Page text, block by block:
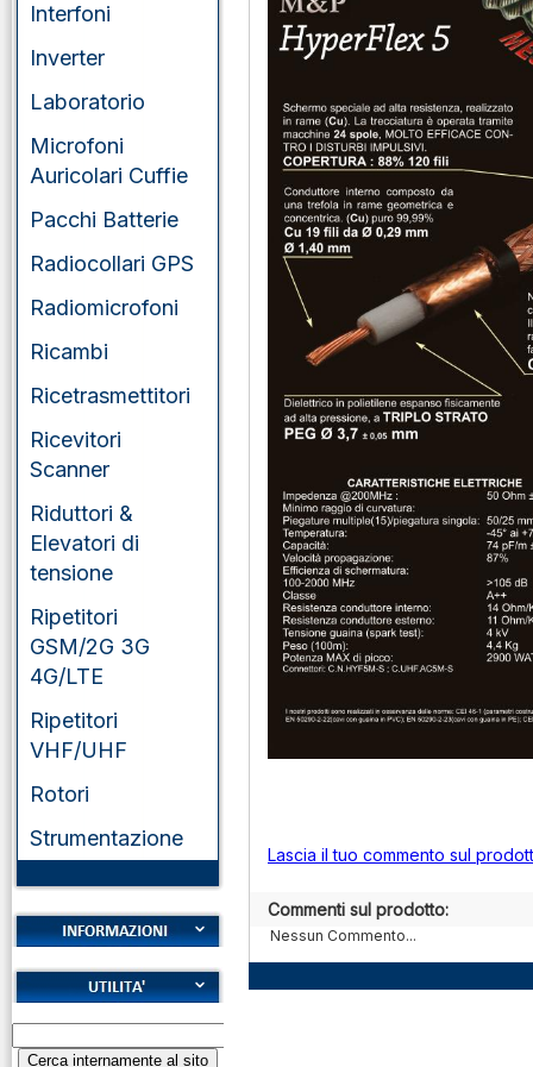
Interfoni
Inverter
Laboratorio
Microfoni
Auricolari Cuffie
Pacchi Batterie
Radiocollari GPS
Radiomicrofoni
Ricambi
Ricetrasmettitori
Ricevitori
Scanner
Riduttori &
Elevatori di
tensione
Ripetitori
GSM/2G 3G
4G/LTE
Ripetitori
VHF/UHF
Rotori
Strumentazione
Cookies
Diritto di recesso
Garanzie
Alfabeto Fonetico
ICAO
Lascia il tuo commento sul
Commenti sul prodotto:
Nessun Commento...